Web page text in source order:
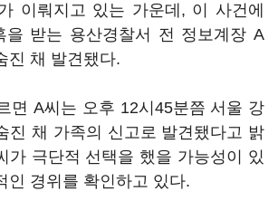
이뤄지고 있는 가운데, 이 사건에
을 받는 용산경찰서 전 정보계장 A
진 채 발견됐다.
면 A씨는 오후 12시45분쯤 서울 강
진 채 가족의 신고로 발견됐다고 밝
가 극단적 선택을 했을 가능성이 있
인 경위를 확인하고 있다.